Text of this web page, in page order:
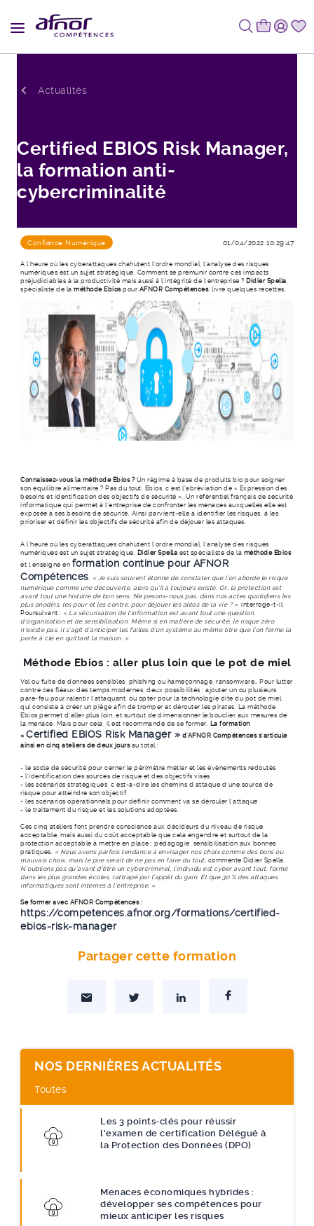
Actualités
Certified EBIOS Risk Manager,
la formation anti-
cybercriminalité
Confiance Numérique 01/04/2022 10:29:47
A l’heure où les cyberattaques chahutent l’ordre mondial, l’analyse des risques
numériques est un sujet stratégique. Comment se prémunir contre ces impacts
préjudiciables à la productivité mais aussi à l’intégrité de l’entreprise ? Didier Spella
spécialiste de la méthode Ebios pour AFNOR Compétences, livre quelques recettes.
Connaissez-vous la méthode Ebios ?Un régime à base de produits bio pour soigner
son équilibre alimentaire ? Pas du tout. Ebios, c’est l’abréviation de « Expression des
besoins et identification des objectifs de sécurité ». Un référentiel français de sécurité
informatique qui permet à l’entreprise de confronter les menaces auxquelles elle est
exposée à ses besoins de sécurité. Ainsi parvient-elle à identifier les risques, à les
prioriser et définir les objectifs de sécurité afin de déjouer les attaques.
A l’heure où les cyberattaques chahutent l’ordre mondial, l’analyse des risques
numériques est un sujet stratégique. Didier Spella est spécialiste de la méthode Ebios
et l’enseigne en formation continue pour AFNOR
Compétences. « Je suis souvent étonné de constater que l’on aborde le risque
numérique comme une découverte, alors qu’il a toujours existé. Or, la protection est
avant tout une histoire de bon sens. Ne pesons-nous pas, dans nos actes quotidiens les
plus anodins, les pour et les contre, pour déjouer les aléas de la vie ? », interroge-t-il.
Poursuivant : « La sécurisation de l’information est avant tout une question
d’organisation et de sensibilisation. Même si en matière de sécurité, le risque zéro
n'existe pas, il s’agit d’anticiper les failles d’un système au même titre que l’on ferme la
porte à clé en quittant la maison. »
Méthode Ebios : aller plus loin que le pot de miel
Vol ou fuite de données sensibles, phishing ou hameçonnage, ransomware… Pour lutter
contre ces fléaux des temps modernes, deux possibilités : ajouter un ou plusieurs
pare-feu pour ralentir l’attaquant, ou opter pour la technologie dite du pot de miel,
qui consiste à créer un piège afin de tromper et dérouter les pirates. La méthode
Ebios permet d’aller plus loin, et surtout de dimensionner le bouclier aux mesures de
la menace. Mais pour cela, il est recommandé de se former. La formation
« Certified EBIOS Risk Manager » d’AFNOR Compétences s’articule
ainsi en cinq ateliers de deux jours au total :
- le socle de sécurité pour cerner le périmètre métier et les évènements redoutés
- l’identification des sources de risque et des objectifs visés
- les scénarios stratégiques, c’est-à-dire les chemins d’attaque d’une source de
risque pour atteindre son objectif
- les scénarios opérationnels pour définir comment va se dérouler l’attaque
- le traitement du risque et les solutions adoptées.
Ces cinq ateliers font prendre conscience aux décideurs du niveau de risque
acceptable, mais aussi du coût acceptable que cela engendre et surtout de la
protection acceptable à mettre en place : pédagogie, sensibilisation aux bonnes
pratiques. « Nous avons parfois tendance à envisager nos choix comme des bons ou
mauvais choix, mais le pire serait de ne pas en faire du tout, commente Didier Spella.
N’oublions pas qu’avant d’être un cybercriminel, l’individu est cyber avant tout, formé
dans les plus grandes écoles, rattrapé par l’appât du gain. Et que 30 % des attaques
informatiques sont internes à l’entreprise. »
Se former avec AFNOR Compétences :
https://competences.afnor.org/formations/certified-
ebios-risk-manager
Partager cette formation
Partager par MailPartager sur TwitterPartager sur Linkedin
NOS DERNIÈRES ACTUALITÉS
Toutes
Les 3 points-clés pour réussir
l’examen de certification Délégué à
la Protection des Données (DPO)
Menaces économiques hybrides :
développer ses compétences pour
mieux anticiper les risques